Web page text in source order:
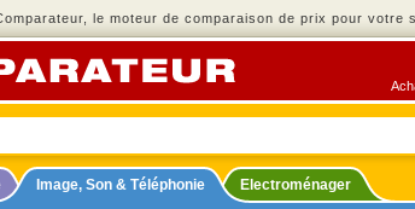
le moteur de comparaison de prix pour votre
Image, Son & Téléphonie
Electroménager